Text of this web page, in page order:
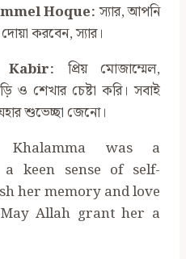
Hoque:স‍্যার, আপনি
করবেন, স‍্যার।
প্রিয় মোজাম্মেল,
ও শেখার চেষ্টা করি। সবাই
শুভেচ্ছা জেনো।
Khalamma was a
keen sense of self-
her memory and love
Allah grant her a